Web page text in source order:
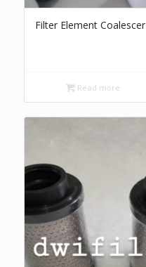
Filter Element Coalescer
Read more